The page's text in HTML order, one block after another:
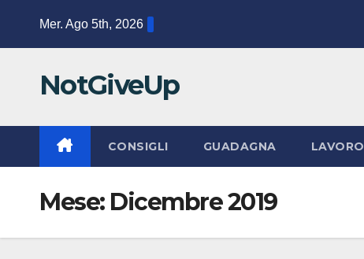
Mer. Ago 5th, 2026
NotGiveUp
CONSIGLI GUADAGNA LAVORO
Mese: Dicembre 2019